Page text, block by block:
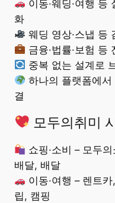
이동·웨딩·여행
화
웨딩 영상·스냅 등
금융·법률·보험 등
중복 없는 설계로
하나의 플랫폼에
결
모두의취미
쇼핑·소비 – 모두
배달, 배달
이동·여행 – 렌트
립, 캠핑